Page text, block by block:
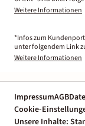
Weitere Informationen
*Infos zum
unter folgendem Link
Weitere Informationen
ImpressumAGB
Cookie-
Unsere Inhalte: